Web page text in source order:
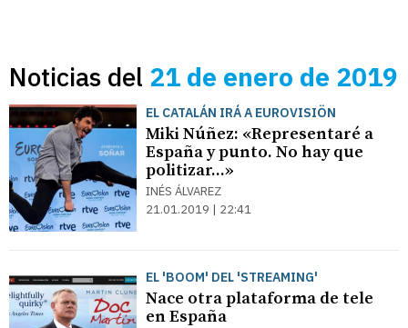
Noticias del 21 de enero de 2019
EL CATALÁN IRÁ A EUROVISIÖN
Miki Núñez: «Representaré a
España y punto. No hay que
politizar...»
INÉS ÁLVAREZ
21.01.2019 | 22:41
EL 'BOOM' DEL 'STREAMING'
Nace otra plataforma de tele
en España